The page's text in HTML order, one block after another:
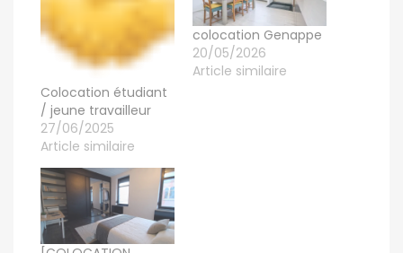
Colocation étudiant
/ jeune travailleur
27/06/2025
Article similaire
colocation Genappe
20/05/2026
Article similaire